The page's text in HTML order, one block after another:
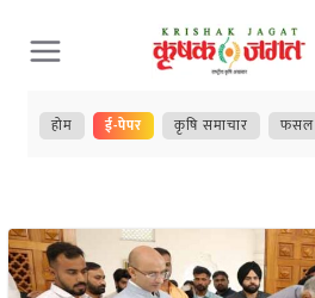
Skip
to
content
होम ई-पेपर कृषि समाचार फसल